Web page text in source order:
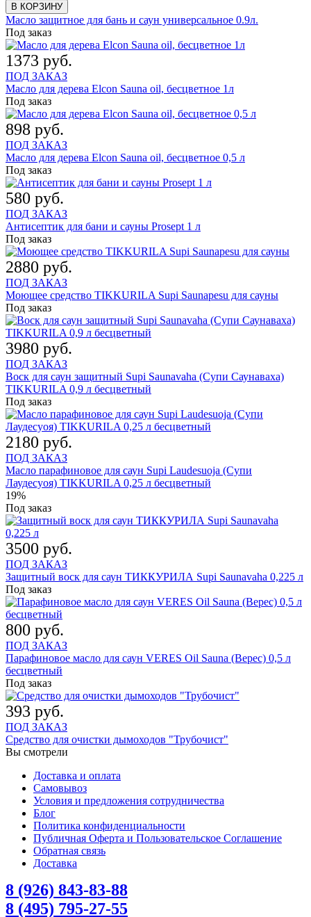
В КОРЗИНУ
Масло защитное для бань и саун универсальное 0.9л.
Под заказ
1373 руб.
ПОД ЗАКАЗ
Масло для дерева Elcon Sauna oil, бесцветное 1л
Под заказ
898 руб.
ПОД ЗАКАЗ
Масло для дерева Elcon Sauna oil, бесцветное 0,5 л
Под заказ
580 руб.
ПОД ЗАКАЗ
Антисептик для бани и сауны Prosept 1 л
Под заказ
2880 руб.
ПОД ЗАКАЗ
Моющее средство TIKKURILA Supi Saunapesu для сауны
Под заказ
3980 руб.
ПОД ЗАКАЗ
Воск для саун защитный Supi Saunavaha (Супи Саунаваха)
TIKKURILA 0,9 л бесцветный
Под заказ
2180 руб.
ПОД ЗАКАЗ
Масло парафиновое для саун Supi Laudesuoja (Супи
Лаудесуоя) TIKKURILA 0,25 л бесцветный
19%
Под заказ
3500 руб.
ПОД ЗАКАЗ
Защитный воск для саун ТИККУРИЛА Supi Saunavaha 0,225 л
Под заказ
800 руб.
ПОД ЗАКАЗ
Парафиновое масло для саун VERES Oil Sauna (Верес) 0,5 л
бесцветный
Под заказ
393 руб.
ПОД ЗАКАЗ
Средство для очистки дымоходов "Трубочист"
Вы смотрели
Доставка и оплата
Самовывоз
Условия и предложения сотрудничества
Блог
Политика конфиденциальности
Публичная Оферта и Пользовательское Соглашение
Обратная связь
Доставка
8 (926) 843-83-88
8 (495) 795-27-55